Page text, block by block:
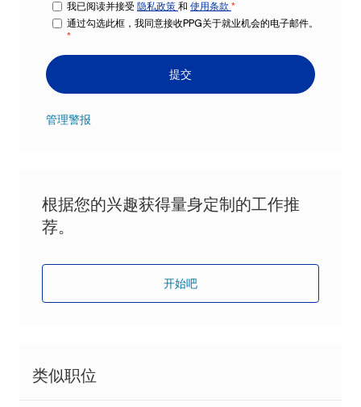
我已阅读并接受 隐私政策 和 使用条款 *
通过勾选此框，我同意接收PPG关于就业机会的电子邮件。
*
提交
管理警报
根据您的兴趣获得量身定制的工作推
荐。
开始吧
类似职位